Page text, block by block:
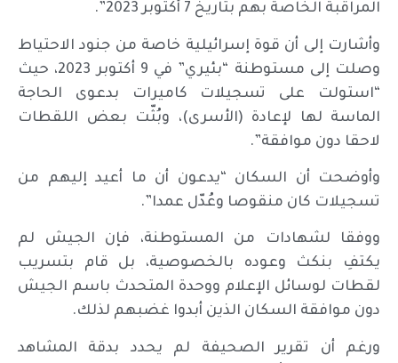
المراقبة الخاصة بهم بتاريخ 7 أكتوبر 2023”.
وأشارت إلى أن قوة إسرائيلية خاصة من جنود الاحتياط
وصلت إلى مستوطنة “بئيري” في 9 أكتوبر 2023، حيث
“استولت على تسجيلات كاميرات بدعوى الحاجة
الماسة لها لإعادة (الأسرى)، وبُثّت بعض اللقطات
لاحقا دون موافقة”.
وأوضحت أن السكان “يدعون أن ما أعيد إليهم من
تسجيلات كان منقوصا وعُدّل عمدا”.
ووفقا لشهادات من المستوطنة، فإن الجيش لم
يكتفِ بنكث وعوده بالخصوصية، بل قام بتسريب
لقطات لوسائل الإعلام ووحدة المتحدث باسم الجيش
دون موافقة السكان الذين أبدوا غضبهم لذلك.
ورغم أن تقرير الصحيفة لم يحدد بدقة المشاهد